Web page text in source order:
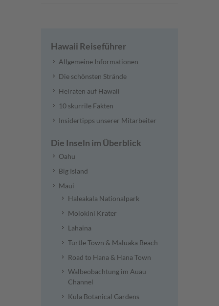
Hawaii Reiseführer
Allgemeine Informationen
Die schönsten Strände
Heiraten auf Hawaii
10 skurrile Fakten
Insidertipps unserer Mitarbeiter
Die Inseln im Überblick
Oahu
Big Island
Maui
Haleakala Nationalpark
Molokini Krater
Lahaina
Turtle Town & Maluaka Beach
Road to Hana & Hana Town
Walbeobachtung im Auau
Channel
Kula Botanical Gardens